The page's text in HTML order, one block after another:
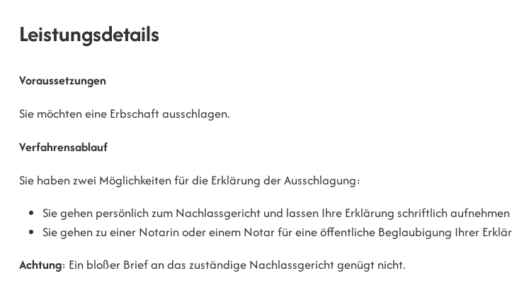
Leistungsdetails
Voraussetzungen
Sie möchten eine Erbschaft ausschlagen.
Verfahrensablauf
Sie haben zwei Möglichkeiten für die Erklärung der Ausschlagung:
Sie gehen persönlich zum Nachlassgericht und lassen Ihre Erklärung schriftlich
Sie gehen zu einer Notarin oder einem Notar für eine öffentliche Beglaubigung Ihrer
Achtung: Ein bloßer Brief an das zuständige Nachlassgericht genügt nicht.